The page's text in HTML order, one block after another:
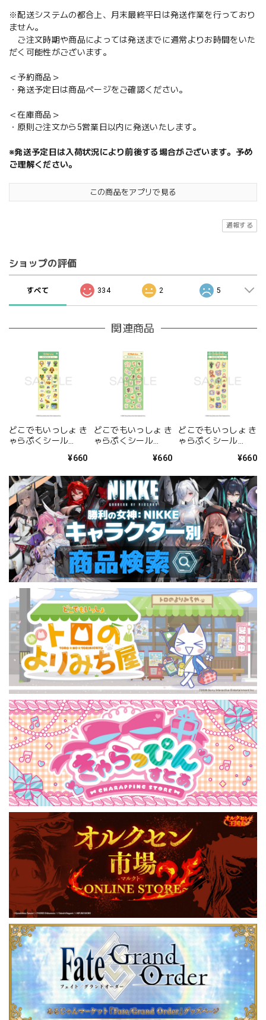
※配送システムの都合上、月末最終平日は発送作業を行っており
ません。
ご注文時期や商品によっては発送までに通常よりお時間をいた
だく可能性がございます。
＜予約商品＞
・発送予定日は商品ページをご確認ください。
＜在庫商品＞
・原則ご注文から5営業日以内に発送いたします。
※発送予定日は入荷状況により前後する場合がございます。予め
ご理解ください。
この商品をアプリで見る
通報する
ショップの評価
すべて 334 2 5
関連商品
どこでもいっしょ き
ゃらぷくシール
¥660
どこでもいっしょ き
ゃらぷくシール
¥660
どこでもいっしょ き
ゃらぷくシール
¥660